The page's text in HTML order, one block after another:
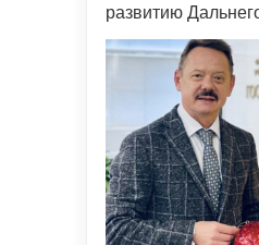
развитию